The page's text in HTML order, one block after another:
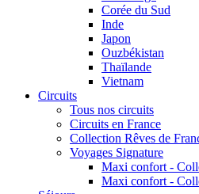
Corée du Sud
Inde
Japon
Ouzbékistan
Thaïlande
Vietnam
Circuits
Tous nos circuits
Circuits en France
Collection Rêves de
Voyages Signature
Maxi confort -
Maxi confort -